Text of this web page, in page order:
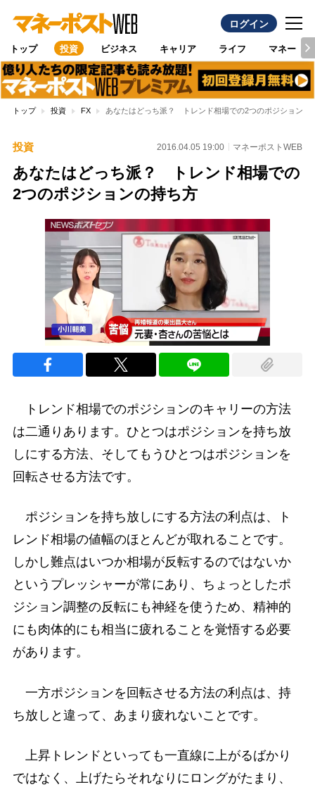
ログイン
トップ 投資 ビジネス キャリア ライフ マネー
トップ 投資 FX あなたはどっち派？ トレンド相場での2つのポジションの
投資 2016.04.05 19:00 マネーポストWEB
あなたはどっち派？ トレンド相場での
2つのポジションの持ち方
トレンド相場でのポジションのキャリーの方法
は二通りあります。ひとつはポジションを持ち放
しにする方法、そしてもうひとつはポジションを
回転させる方法です。
ポジションを持ち放しにする方法の利点は、ト
レンド相場の値幅のほとんどが取れることです。
しかし難点はいつか相場が反転するのではないか
というプレッシャーが常にあり、ちょっとしたポ
ジション調整の反転にも神経を使うため、精神的
にも肉体的にも相当に疲れることを覚悟する必要
があります。
一方ポジションを回転させる方法の利点は、持
ち放しと違って、あまり疲れないことです。
上昇トレンドといっても一直線に上がるばかり
ではなく、上げたらそれなりにロングがたまり、